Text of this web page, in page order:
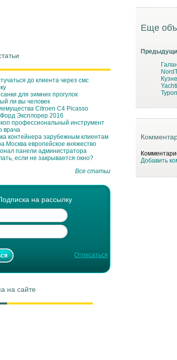
до клиента через смс
для зимних прогулок
ли вы человек
Сitroen C4 Picasso
Эксплорер 2016
профессиональный инструмент
врача
контейнера зарубежным клиентам
Москва европейское княжество
панели администратора
если не закрывается окно?
Все статьи
на рассылку
Отписаться
на сайте
Еще
Добавить